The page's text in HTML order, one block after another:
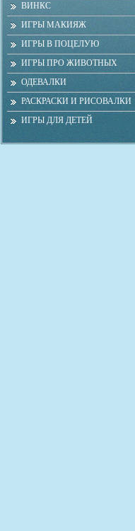
ВИНКС
ИГРЫ МАКИЯЖ
ИГРЫ В ПОЦЕЛУЮ
ИГРЫ ПРО ЖИВОТНЫХ
ОДЕВАЛКИ
РАСКРАСКИ И РИСОВАЛКИ
ИГРЫ ДЛЯ ДЕТЕЙ